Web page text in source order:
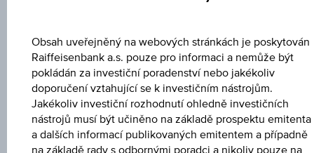
3 % EUROPA/USA
2
Obsah uveřejněný na webových stránkách je poskytován
Raiffeisenbank a.s. pouze pro informaci a nemůže být
pokládán za investiční poradenství nebo jakékoliv
doporučení vztahující se k investičním nástrojům.
Jakékoliv investiční rozhodnutí ohledně investičních
nástrojů musí být učiněno na základě prospektu emitenta
a dalších informací publikovaných emitentem a případně
na základě rady s odbornými poradci a nikoliv pouze na